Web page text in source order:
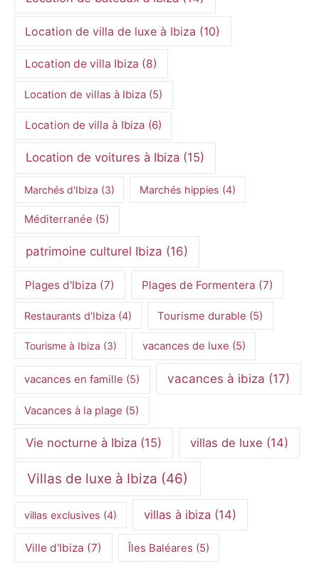
Location de villa de luxe à Ibiza (10)
Location de villa Ibiza (8)
Location de villas à Ibiza (5)
Location de villa à Ibiza (6)
Location de voitures à Ibiza (15)
Marchés d'Ibiza (3) Marchés hippies (4)
Méditerranée (5)
patrimoine culturel Ibiza (16)
Plages d'Ibiza (7) Plages de Formentera (7)
Restaurants d'Ibiza (4) Tourisme durable (5)
Tourisme à Ibiza (3) vacances de luxe (5)
vacances en famille (5) vacances à ibiza (17)
Vacances à la plage (5)
Vie nocturne à Ibiza (15) villas de luxe (14)
Villas de luxe à Ibiza (46)
villas exclusives (4) villas à ibiza (14)
Ville d'Ibiza (7) Îles Baléares (5)